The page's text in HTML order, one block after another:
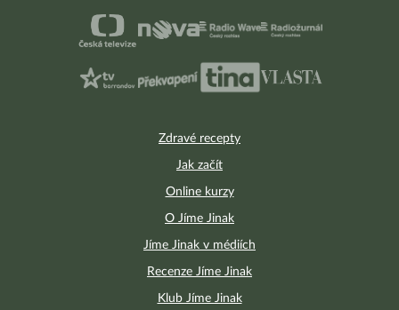
Zdravé recepty
Jak začít
Online kurzy
O Jíme Jinak
Jíme Jinak v médiích
Recenze Jíme Jinak
Klub Jíme Jinak